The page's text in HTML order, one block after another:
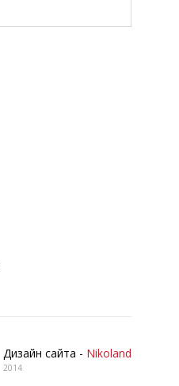
Дизайн сайта - Nikoland
2014